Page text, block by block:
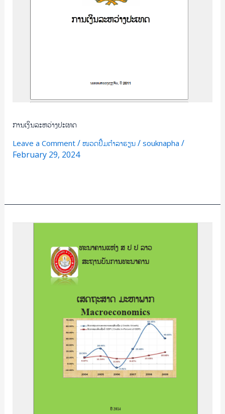
ການເງິນລະຫວ່າງປະເທດ
Leave a Comment / ໜວດປຶ້ມຕຳລາຮຽນ/ souknapha /
February 29, 2024
ເສດຖະສາດ
Macroecomics